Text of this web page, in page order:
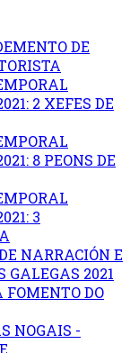
DE
2 XEFES DE
8 PEONS DE
3
NARRACIÓN E
2021
FOMENTO DO
NOGAIS -